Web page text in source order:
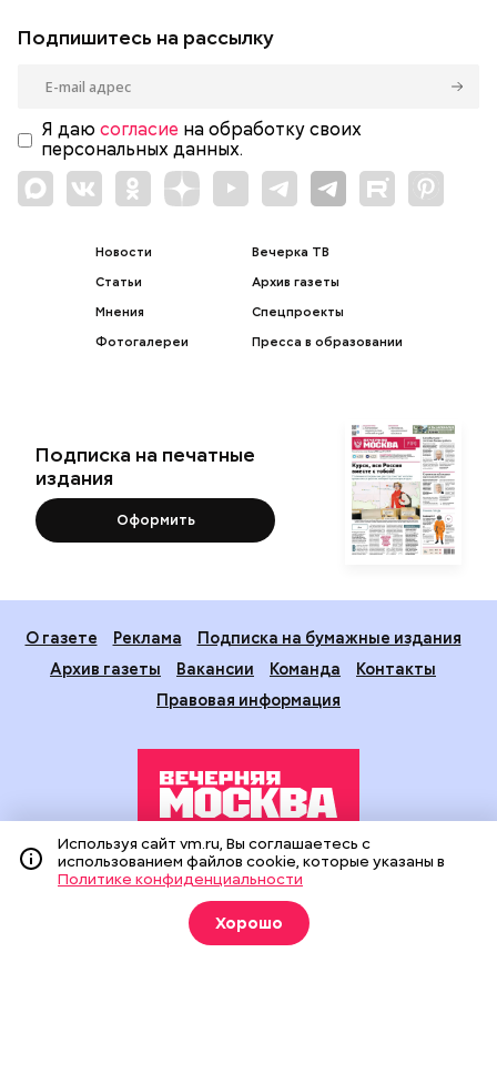
Подпишитесь на рассылку
Я даю согласие на обработку своих
персональных данных.
Новости
Статьи
Мнения
Фотогалереи
Вечерка ТВ
Архив газеты
Спецпроекты
Пресса в образовании
Подписка на печатные
издания
Оформить
О газете Реклама
Подписка на бумажные издания
Архив газеты
Вакансии Команда
Контакты
Правовая информация
Издание создано при финансовой поддержке Департамента
средств массовой информации и рекламы города Москвы.
На сайте применяются рекомендательные технологии
(информационные технологии предоставления информации
на основе сбора, систематизации и анализа сведений,
Используя сайт vm.ru, Вы соглашаетесь с
использованием файлов cookie, которые указаны в
Политике конфиденциальности
Хорошо